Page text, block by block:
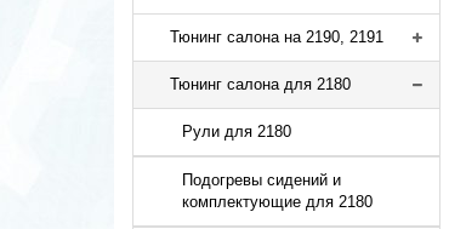
Тюнинг салона на 2190, 2191
Тюнинг салона для 2180
Рули для 2180
Подогревы сидений и
комплектующие для 2180